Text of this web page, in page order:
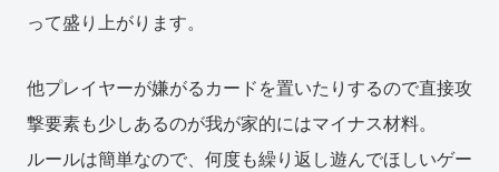
って盛り上がります。
他プレイヤーが嫌がるカードを置いたりするので直接攻
撃要素も少しあるのが我が家的にはマイナス材料。
ルールは簡単なので、何度も繰り返し遊んでほしいゲー